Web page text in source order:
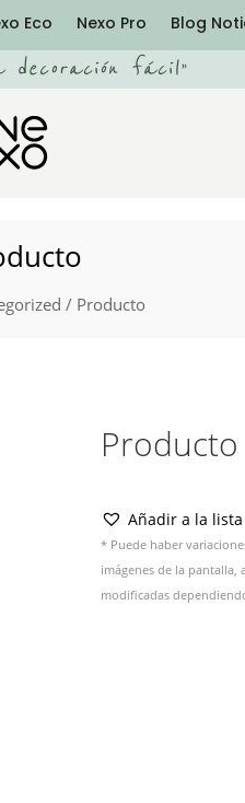
Eco Nexo Pro Blog
fácil”
/ Producto
Producto
Añadir a la
* Puede haber
imágenes de la pantalla,
modificadas